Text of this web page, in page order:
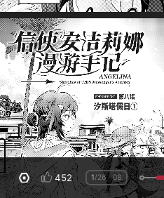
1/26 08
452